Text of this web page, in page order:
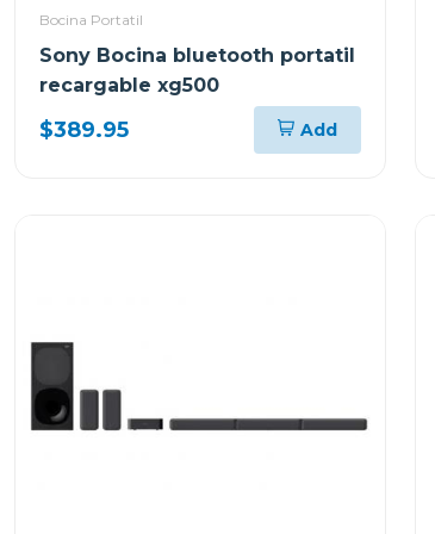
Bocina Portatil
Sony Bocina bluetooth portatil
recargable xg500
$389.95 Add